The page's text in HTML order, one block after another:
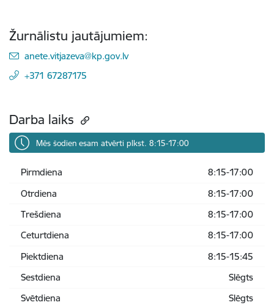
Žurnālistu jautājumiem:
E-pasts:
anete.vitjazeva@kp.gov.lv
+371 67287175
Darba laiks
Mēs šodien esam atvērti plkst. 8:15-17:00
Pirmdiena
8:15-17:00
Otrdiena
8:15-17:00
Trešdiena
8:15-17:00
Ceturtdiena
8:15-17:00
Piektdiena
8:15-15:45
Sestdiena
Slēgts
Svētdiena
Slēgts